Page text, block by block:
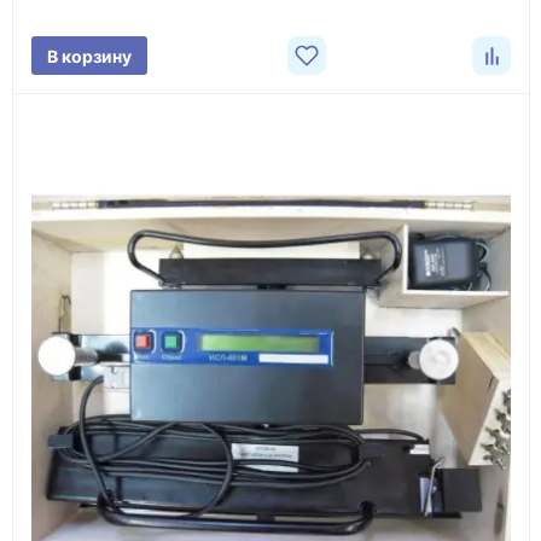
Подбираем оборудование, рассчитываем
стоимость товара и ориентировочную стоимость
доставки.
4
Счёт и оплата
Согласовываем условия, готовим счёт, договор
или спецификацию и принимаем оплату по
реквизитам.
В корзину